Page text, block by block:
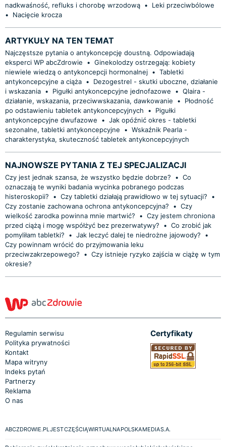
nadkwaśność, refluks i chorobę wrzodową •
Leki przeciwbólowe
•
Nacięcie krocza
ARTYKUŁY NA TEN TEMAT
Najczęstsze pytania o antykoncepcję doustną. Odpowiadają
eksperci WP abcZdrowie
• Ginekolodzy ostrzegają: kobiety
niewiele wiedzą o antykoncepcji hormonalnej • Tabletki
antykoncepcyjne a ciąża •
Dezogestrel - skutki uboczne, działanie
i wskazania • Pigułki antykoncepcyjne jednofazowe • Qlaira -
działanie, wskazania, przeciwwskazania, dawkowanie
•
Płodność
po odstawieniu tabletek antykoncepcyjnych
•
Pigułki
antykoncepcyjne dwufazowe
• Jak opóźnić okres - tabletki
sezonalne, tabletki antykoncepcyjne
• Wskaźnik Pearla -
charakterystyka, skuteczność tabletek antykoncepcyjnych
NAJNOWSZE PYTANIA Z TEJ SPECJALIZACJI
Czy jest jednak szansa, że wszystko będzie dobrze? • Co
oznaczają te wyniki badania wycinka pobranego podczas
histeroskopii?
• Czy tabletki działają prawidłowo w tej sytuacji?
•
Czy zostanie zachowana ochrona antykoncepcyjna?
• Czy
wielkość zarodka powinna mnie martwić?
• Czy jestem chroniona
przed ciążą i mogę współżyć bez prezerwatywy?
• Co zrobić jak
pomyliłam tabletki?
• Jak leczyć dalej te niedrożne jajowody?
•
Czy powinnam wrócić do przyjmowania leku
przeciwzakrzepowego?
• Czy istnieje ryzyko zajścia w ciążę w tym
okresie?
Regulamin serwisu
Polityka prywatności
Kontakt
Mapa witryny
Indeks pytań
Partnerzy
Reklama
O nas
Certyfikaty
ABCZDROWIE.PL JEST CZĘŚCIĄ WIRTUALNA POLSKA MEDIA S.A.